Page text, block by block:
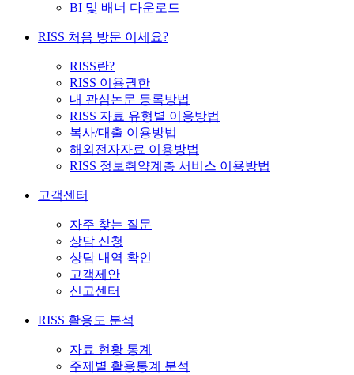
BI 및 배너 다운로드
RISS 처음 방문 이세요?
RISS란?
RISS 이용권한
내 관심논문 등록방법
RISS 자료 유형별 이용방법
복사/대출 이용방법
해외전자자료 이용방법
RISS 정보취약계층 서비스 이용방법
고객센터
자주 찾는 질문
상담 신청
상담 내역 확인
고객제안
신고센터
RISS 활용도 분석
자료 현황 통계
주제별 활용통계 분석